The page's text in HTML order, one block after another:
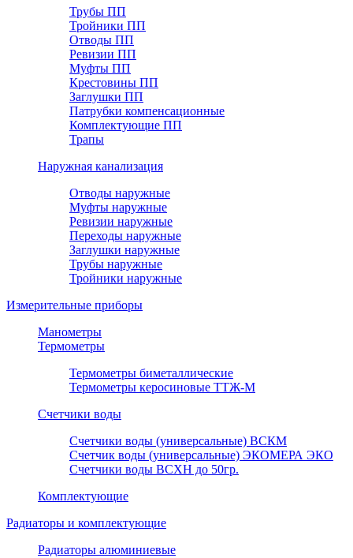
Трубы ПП
Тройники ПП
Отводы ПП
Ревизии ПП
Муфты ПП
Крестовины ПП
Заглушки ПП
Патрубки компенсационные
Комплектующие ПП
Трапы
Наружная канализация
Отводы наружные
Муфты наружные
Ревизии наружные
Переходы наружные
Заглушки наружные
Трубы наружные
Тройники наружные
Измерительные приборы
Манометры
Термометры
Термометры биметаллические
Термометры керосиновые ТТЖ-М
Счетчики воды
Счетчики воды (универсальные) ВСКМ
Счетчик воды (универсальные) ЭКОМЕРА ЭКО
Счетчики воды ВСХН до 50гр.
Комплектующие
Радиаторы и комплектующие
Радиаторы алюминиевые